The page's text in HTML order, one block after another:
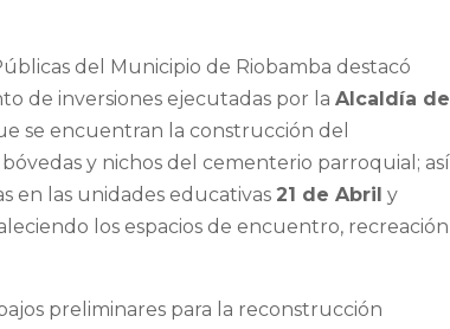
del Municipio de Riobamba destacó
de inversiones ejecutadas por la Alcaldía de
se encuentran la construcción del
y nichos del cementerio parroquial; así
en las unidades educativas 21 de Abril y
los espacios de encuentro, recreación
preliminares para la reconstrucción